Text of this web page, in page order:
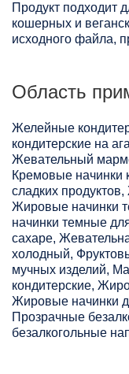
Продукт подходит
кошерных и
исходного файла,
Область
Желейные
кондитерские на
Жевательный
Кремовые начинки
сладких
Жировые начинки
начинки темные
сахаре,
холодный,
мучных изделий,
кондитерские,
Жировые начинки
Прозрачные
безалкогольные